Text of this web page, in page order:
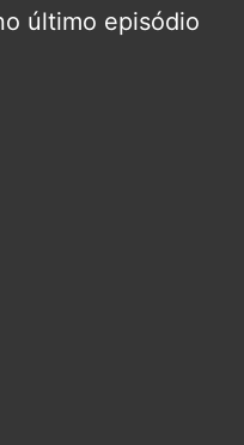
último episódio